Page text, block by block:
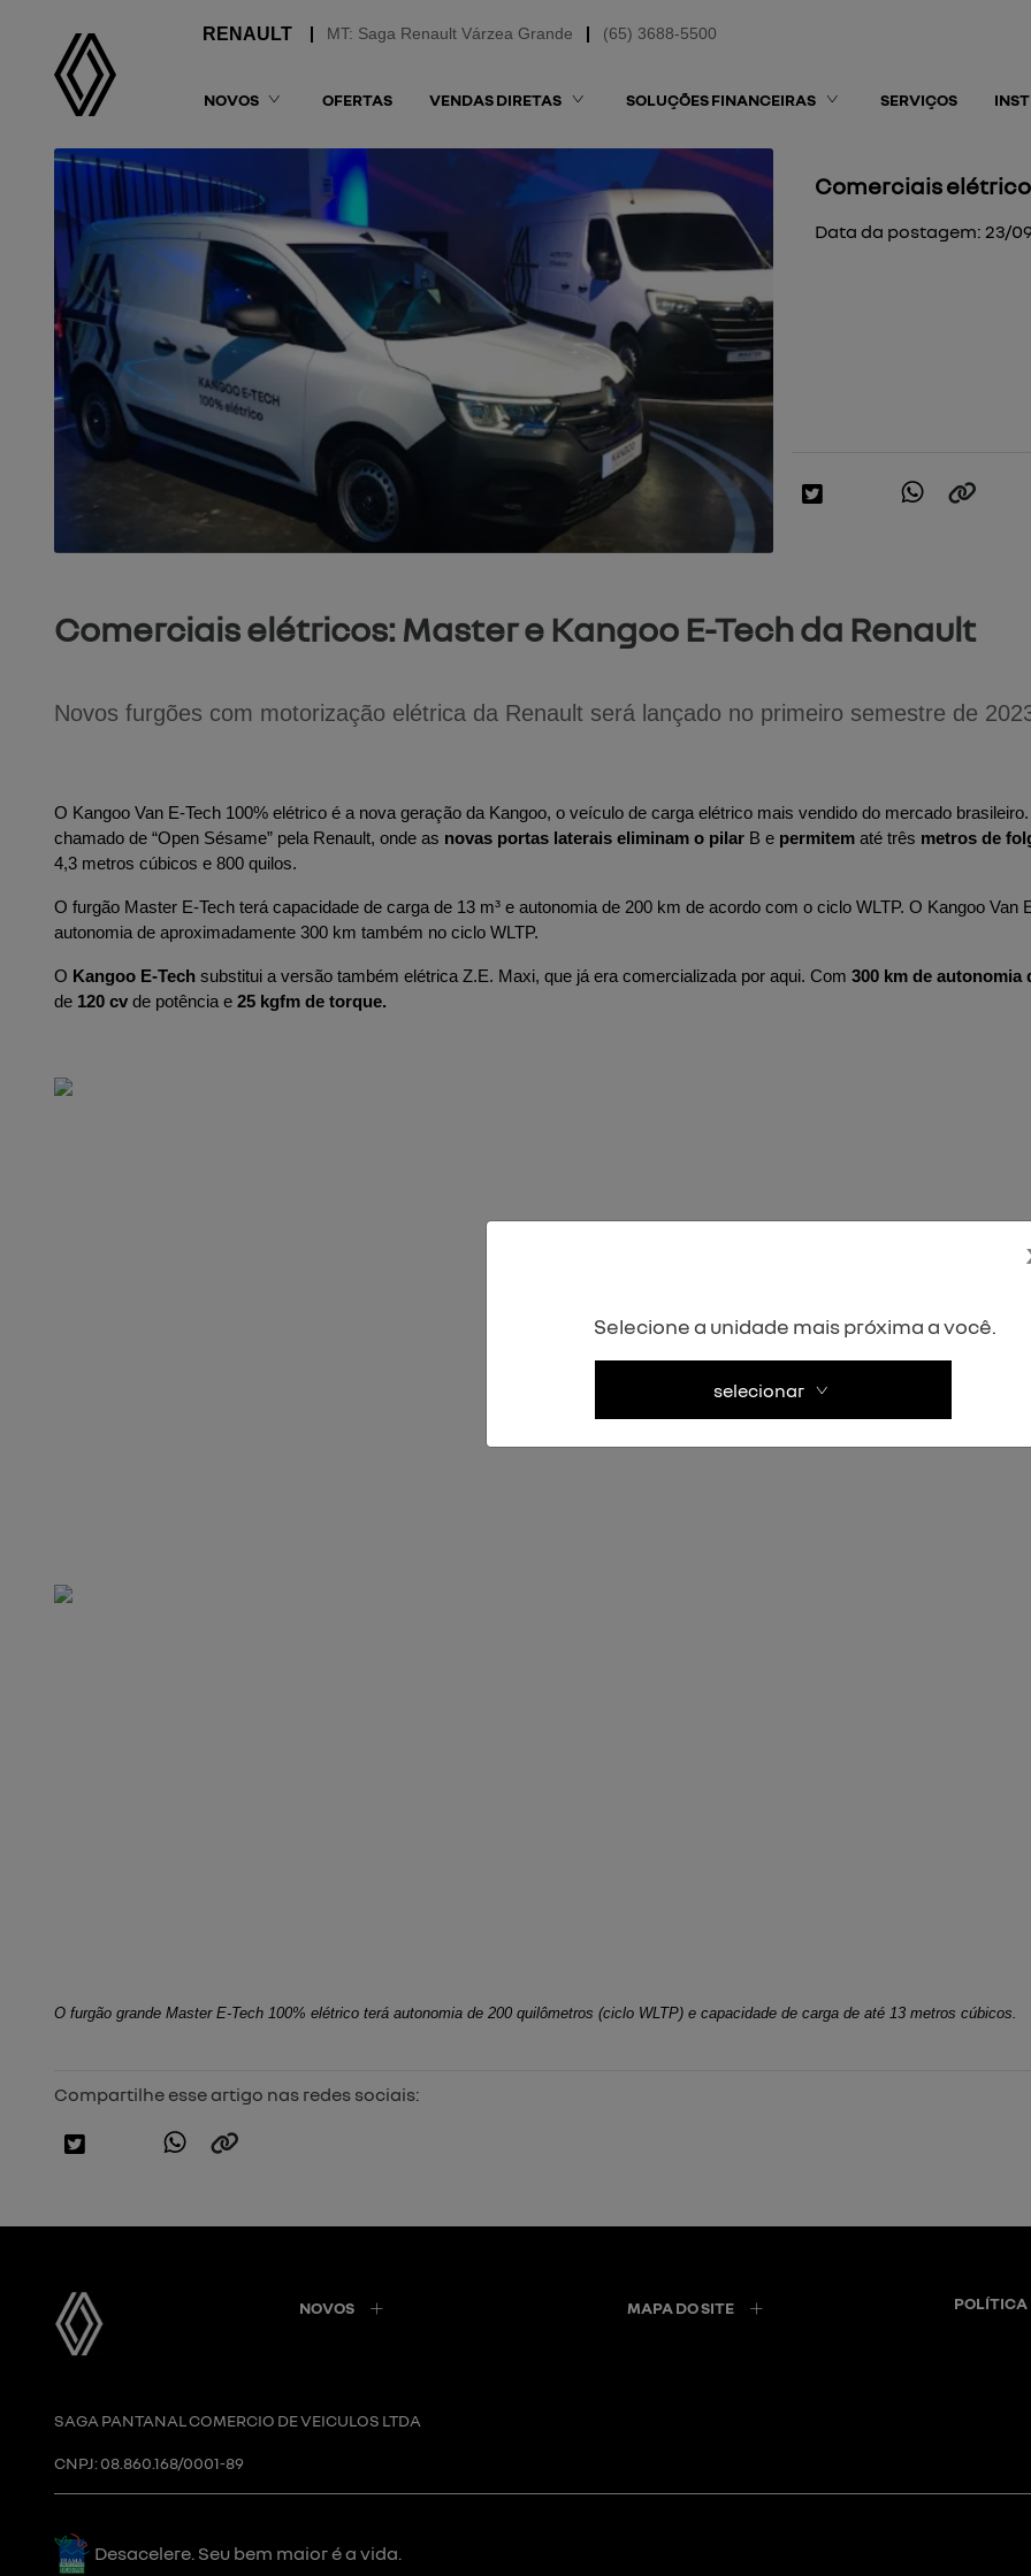
(65) 3688-5500
MT: Saga Renault Várzea Grande
NOVOS OFERTAS VENDAS DIRETAS SOLUÇÕES FINANCEIRAS SERVIÇOS
Comerciais
Data da postagem: 23/
Comerciais elétricos: Master e Kangoo E-Tech da Renault
Novos furgões com motorização elétrica da Renault será lançado no primeiro semestre de
O Kangoo Van E-Tech 100% elétrico é a nova geração da Kangoo, o veículo de carga elétrico mais vendido do mercado
chamado de “Open Sésame” pela Renault, onde as novas portas laterais eliminam o pilar B e permitem até três metros de
4,3 metros cúbicos e 800 quilos.
O furgão Master E-Tech terá capacidade de carga de 13 m³ e autonomia de 200 km de acordo com o ciclo WLTP. O Kangoo
autonomia de aproximadamente 300 km também no ciclo WLTP.
O Kangoo E-Tech substitui a versão também elétrica Z.E. Maxi, que já era comercializada por aqui. Com 300 km de autonomia
de 120 cv de potência e 25 kgfm de torque.
O furgão grande Master E-Tech 100% elétrico terá autonomia de 200 quilômetros (ciclo WLTP) e capacidade de carga de até 13 metros cúbicos.
Compartilhe esse artigo nas redes sociais:
NOVOS MAPA DO SITE POLÍTICA
SAGA PANTANAL COMERCIO DE VEICULOS LTDA
CNPJ: 08.860.168/0001-89
Desacelere. Seu bem maior é a vida.
Selecione a unidade mais próxima a você.
selecionar